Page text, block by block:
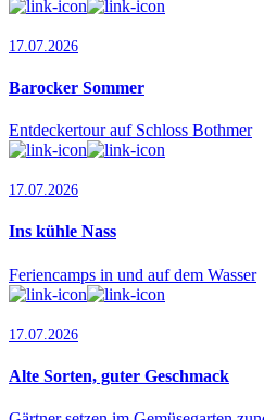
17.07.2026
Barocker Sommer
Entdeckertour auf Schloss Bothmer
17.07.2026
Ins kühle Nass
Feriencamps in und auf dem Wasser
17.07.2026
Alte Sorten, guter Geschmack